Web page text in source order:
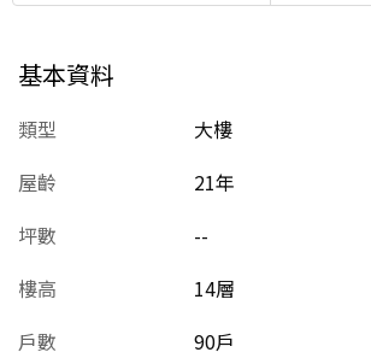
基本資料
類型
大樓
屋齡
21年
坪數
--
樓高
14層
戶數
90戶